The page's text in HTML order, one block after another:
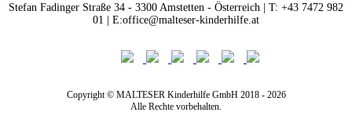
Stefan Fadinger Straße 34 - 3300 Amstetten - Österreich | T: +43 7472 982
01 | E:office@malteser-kinderhilfe.at
Copyright © MALTESER Kinderhilfe GmbH 2018 - 2026
Alle Rechte vorbehalten.